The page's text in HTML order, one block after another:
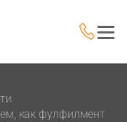
как фулфилмент